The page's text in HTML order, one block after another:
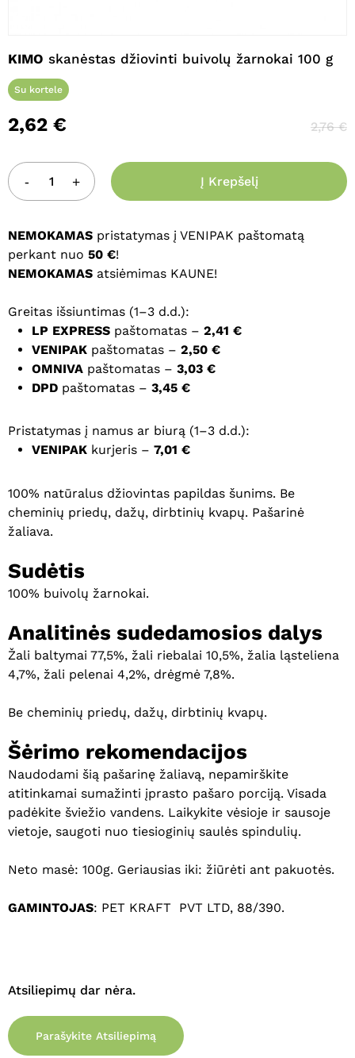
KIMO skanėstas džiovinti buivolų žarnokai 100 g
Su kortele
2,62 € 2,76€
Į Krepšelį
NEMOKAMAS pristatymas į VENIPAK paštomatą
perkant nuo 50 €!
NEMOKAMAS atsiėmimas KAUNE!
Greitas išsiuntimas (1–3 d.d.):
LP EXPRESS paštomatas – 2,41 €
VENIPAK paštomatas – 2,50 €
OMNIVA paštomatas – 3,03 €
DPD paštomatas – 3,45 €
Pristatymas į namus ar biurą (1–3 d.d.):
VENIPAK kurjeris – 7,01 €
100% natūralus džiovintas papildas šunims. Be
cheminių priedų, dažų, dirbtinių kvapų. Pašarinė
žaliava.
Sudėtis
100% buivolų žarnokai.
Analitinės sudedamosios dalys
Žali baltymai 77,5%, žali riebalai 10,5%, žalia ląsteliena
4,7%, žali pelenai 4,2%, drėgmė 7,8%.
Be cheminių priedų, dažų, dirbtinių kvapų.
Šėrimo rekomendacijos
Naudodami šią pašarinę žaliavą, nepamirškite
atitinkamai sumažinti įprasto pašaro porciją. Visada
padėkite šviežio vandens. Laikykite vėsioje ir sausoje
vietoje, saugoti nuo tiesioginių saulės spindulių.
Neto masė: 100g. Geriausias iki: žiūrėti ant pakuotės.
GAMINTOJAS: PET KRAFT PVT LTD, 88/390.
Atsiliepimų dar nėra.
Parašykite Atsiliepimą
išsaugoti vardą, el. pašto adresą ir
įvesti iš naujo, kai kitą kartą vėl norėsiu
parašyti komentarą.